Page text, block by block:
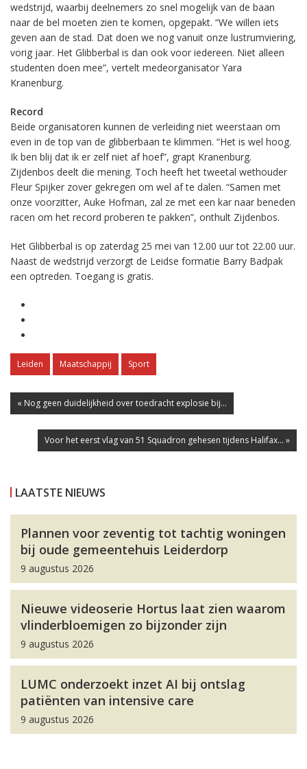
wedstrijd, waarbij deelnemers zo snel mogelijk van de baan
naar de bel moeten zien te komen, opgepakt. “We willen iets
geven aan de stad. Dat doen we nog vanuit onze lustrumviering,
vorig jaar. Het Glibberbal is dan ook voor iedereen. Niet alleen
studenten doen mee”, vertelt medeorganisator Yara
Kranenburg.
Record
Beide organisatoren kunnen de verleiding niet weerstaan om
even in de top van de glibberbaan te klimmen. “Het is wel hoog.
Ik ben blij dat ik er zelf niet af hoef”, grapt Kranenburg.
Zijdenbos deelt die mening. Toch heeft het tweetal wethouder
Fleur Spijker zover gekregen om wel af te dalen. “Samen met
onze voorzitter, Auke Hofman, zal ze met een kar naar beneden
racen om het record proberen te pakken”, onthult Zijdenbos.
Het Glibberbal is op zaterdag 25 mei van 12.00 uur tot 22.00 uur.
Naast de wedstrijd verzorgt de Leidse formatie Barry Badpak
een optreden. Toegang is gratis.
Leiden Maatschappij Sport
« Nog geen duidelijkheid over toedracht explosie bij...
Voor het eerst vlag van 51 Squadron gehesen tijdens Halifax... »
LAATSTE NIEUWS
Plannen voor zeventig tot tachtig woningen
bij oude gemeentehuis Leiderdorp
9 augustus 2026
Nieuwe videoserie Hortus laat zien waarom
vlinderbloemigen zo bijzonder zijn
9 augustus 2026
LUMC onderzoekt inzet AI bij ontslag
patiënten van intensive care
9 augustus 2026